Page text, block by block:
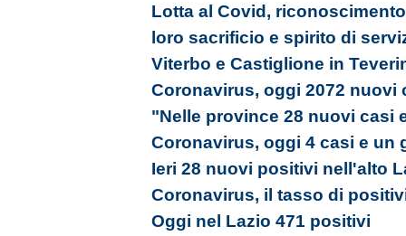
Lotta al Covid,
loro sacrificio e spirito di
Viterbo e Castiglione in
Coronavirus, oggi 2072 nuovi
"Nelle province 28 nuovi casi
Coronavirus, oggi 4 casi e un
Ieri 28 nuovi positivi nell'alto
Coronavirus, il tasso di
Oggi nel Lazio 471 positivi